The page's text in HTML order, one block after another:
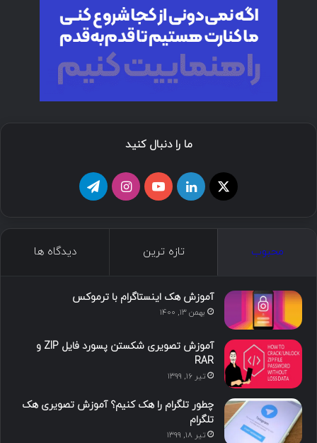
ما را دنبال کنید
د
ی
ن
و
ت
گ
ا
ا
محبوب تازه ترین دیدگاه ها
آموزش هک اینستاگرام با ترموکس
بهمن ۱۳, ۱۴۰۰
آموزش تصویری شکستن پسورد فایل ZIP و
RAR
تیر ۱۶, ۱۳۹۹
چطور تلگرام را هک کنیم؟ آموزش تصویری هک
تلگرام
تیر ۱۸, ۱۳۹۹